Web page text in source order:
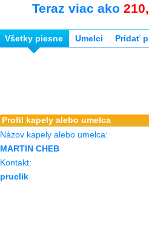
Teraz viac ako
Všetky piesne Umelci Pridať
Profil kapely alebo umelca
Názov kapely alebo umelca:
MARTIN CHEB
Kontakt:
pruclik